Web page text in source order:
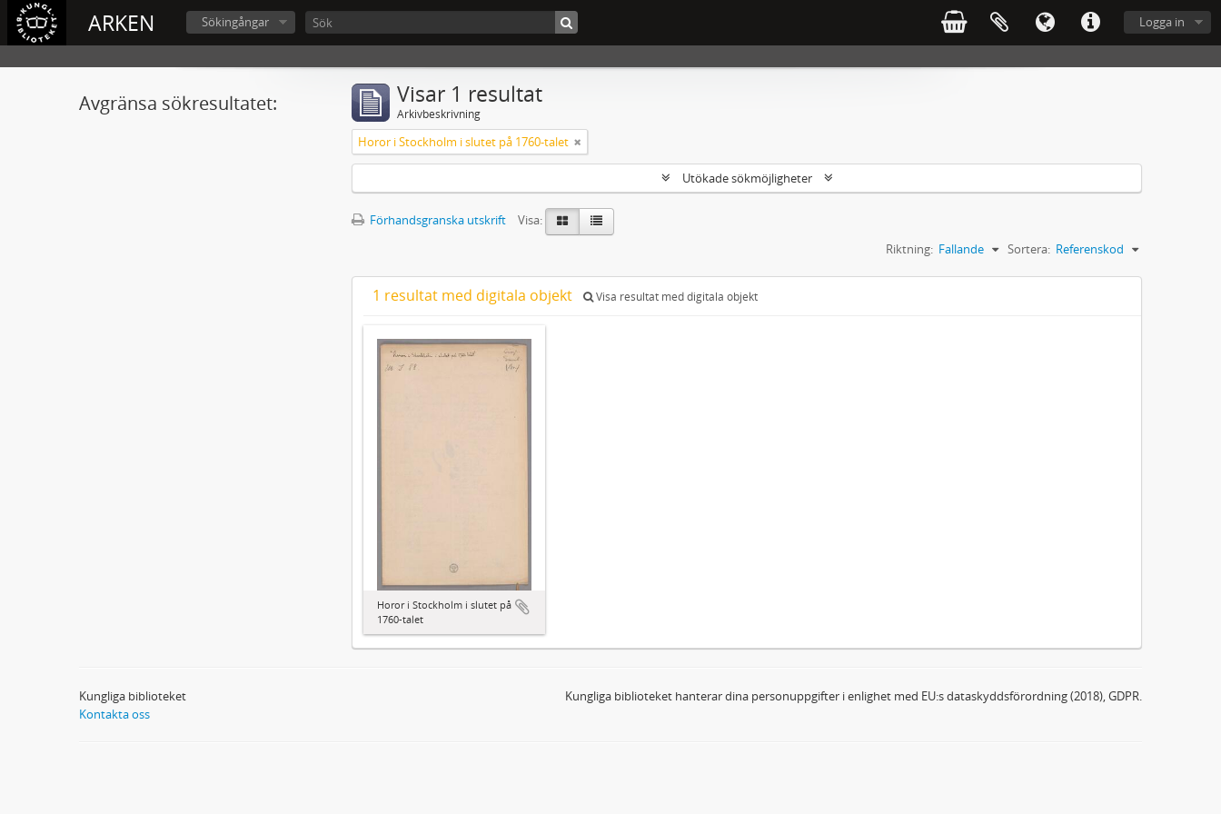
ARKEN Logga in
Sökingångar
Avgränsa sökresultatet: Visar 1 resultat
Arkivbeskrivning
Horor i Stockholm i slutet på 1760-talet
Utökade sökmöjligheter
Förhandsgranska utskrift
Visa:
Sortera: Referenskod
Riktning: Fallande
1 resultat med digitala objekt Visa resultat med digitala objekt
Horor i Stockholm i slutet på
1760-talet
Kungliga biblioteket
Kontakta oss
Kungliga biblioteket hanterar dina personuppgifter i enlighet med EU:s dataskyddsförordning (2018), GDPR.